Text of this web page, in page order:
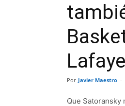
Por Javier Maestro -
Que